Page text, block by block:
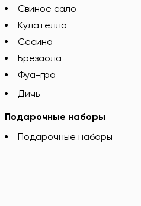
Свиное сало
Кулателло
Сесина
Брезаола
Фуа-гра
Дичь
Подарочные наборы
Подарочные наборы